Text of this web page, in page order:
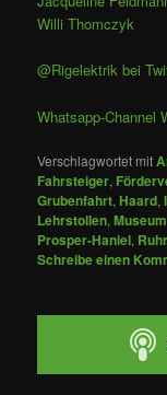
Willi Thomczyk
@Rigelektrik bei
Whatsapp-Channel
Verschlagwortet mit
Fahrsteiger,
Grubenfahrt,Haard,
Lehrstollen,Museum
Prosper-Haniel,
Schreibe einen